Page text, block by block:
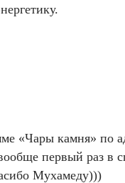
«Чары камня» по
первый раз в
Мухамеду)))